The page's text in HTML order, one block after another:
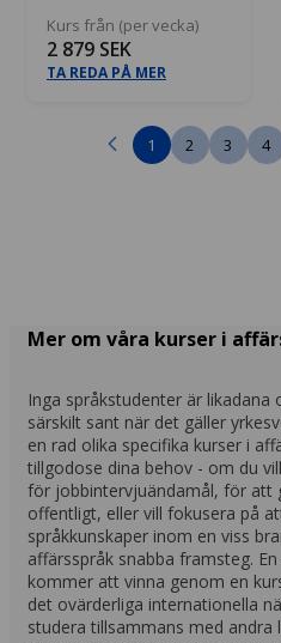
Kurs från (per vecka)
2 879 SEK
TA REDA PÅ MER
1 2 3 4
Mer om våra kurser i
Inga språkstudenter är likadana
särskilt sant när det gäller
en rad olika specifika kurser i
tillgodose dina behov - om du
för jobbintervjuändamål, för att
offentligt, eller vill fokusera på
språkkunskaper inom en viss
affärsspråk snabba framsteg.
kommer att vinna genom en
det ovärderliga internationella
studera tillsammans med andra